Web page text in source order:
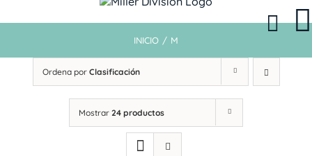
INICIO / M
Ordena por Clasificación
Mostrar 24 productos